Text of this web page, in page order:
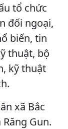
tổ chức
đối ngoại,
biến, tin
thuật, bộ
kỹ thuật
xã Bắc
Gun.